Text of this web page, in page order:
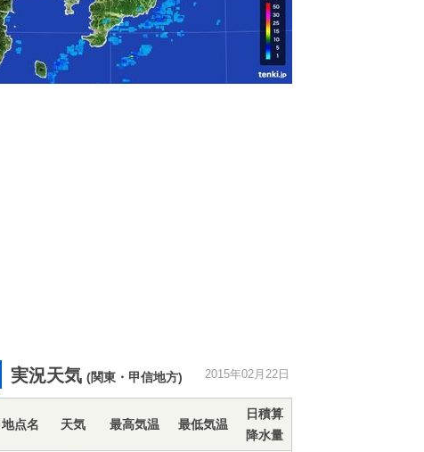
実況天気 (関東・甲信地方) 2015年02月22日
地点名 天気 最高気温 最低気温
日積算
降水量